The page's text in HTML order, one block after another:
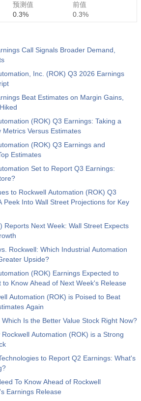
预测值
0.3%
前值
0.3%
预测值
前值
口
预测值
40 K
前值
预测值
7.9%
前值
钻井平台
预测值
前值
451
总数
预测值
预测值
前值
182.1 K
会(CFTC)原油非商业净持仓
120.1 K
Call Signals Broader Demand,
Inc. (ROK) Q3 2026 Earnings
Beat Estimates on Margin Gains,
(ROK) Q3 Earnings: Taking a
Metrics Versus Estimates
(ROK) Q3 Earnings and
Estimates
Set to Report Q3 Earnings:
to Rockwell Automation (ROK) Q3
Peek Into Wall Street Projections for Key
Reports Next Week: Wall Street Expects
Rockwell: Which Industrial Automation
Upside?
(ROK) Earnings Expected to
to Know Ahead of Next Week's Release
Automation (ROK) is Poised to Beat
Again
Which Is the Better Value Stock Right Now?
Rockwell Automation (ROK) is a Strong
to Report Q2 Earnings: What's
To Know Ahead of Rockwell
Earnings Release